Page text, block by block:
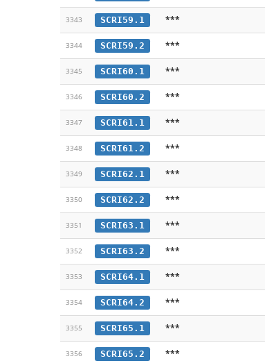
3343 SCRI59.1 ***
3344 SCRI59.2 ***
3345 SCRI60.1 ***
3346 SCRI60.2 ***
3347 SCRI61.1 ***
3348 SCRI61.2 ***
3349 SCRI62.1 ***
3350 SCRI62.2 ***
3351 SCRI63.1 ***
3352 SCRI63.2 ***
3353 SCRI64.1 ***
3354 SCRI64.2 ***
3355 SCRI65.1 ***
3356 SCRI65.2 ***